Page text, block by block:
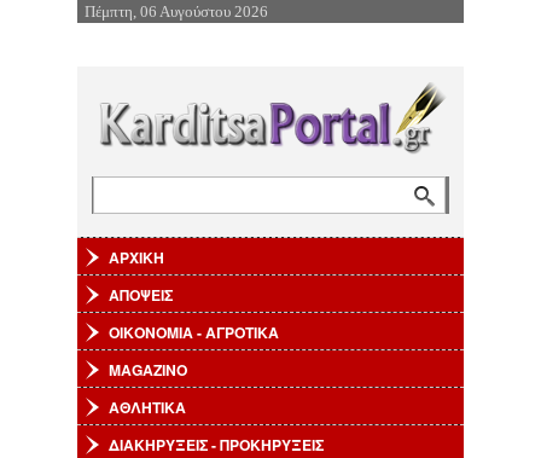
Επιστροφή στην Πλοήγηση
Πέμπτη, 06 Αυγούστου 2026
ΑΡΧΙΚΗ
ΑΠΟΨΕΙΣ
ΟΙΚΟΝΟΜΙΑ - ΑΓΡΟΤΙΚΑ
MAGAZINO
ΑΘΛΗΤΙΚΑ
ΔΙΑΚΗΡΥΞΕΙΣ - ΠΡΟΚΗΡΥΞΕΙΣ